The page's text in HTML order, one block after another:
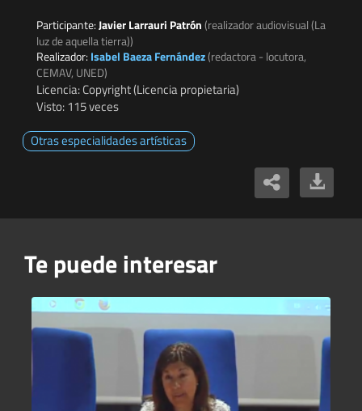
Participante:Javier Larrauri Patrón(realizador audiovisual (La
luz de aquella tierra))
Realizador: Isabel Baeza Fernández(redactora - locutora,
CEMAV, UNED)
Licencia: Copyright (Licencia propietaria)
Visto: 115 veces
Otras especialidades artísticas
Te puede interesar